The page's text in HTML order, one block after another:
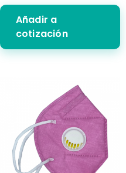
Añadir a
cotización